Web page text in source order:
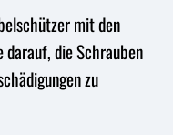
mit den
die Schrauben
zu